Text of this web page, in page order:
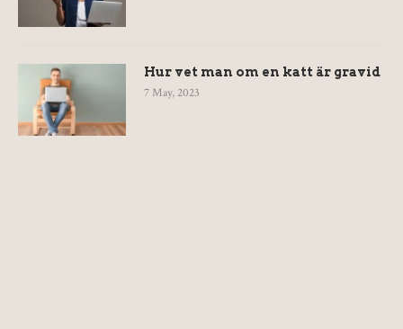
Hur vet man om en katt är gravid
7 May, 2023